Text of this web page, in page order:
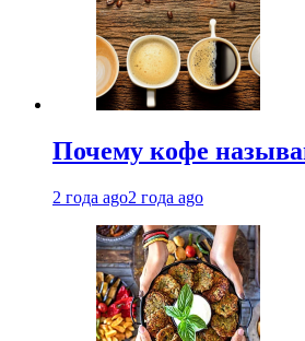
Почему кофе
2 года ago2 года ago